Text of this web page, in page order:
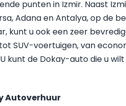
punten in Izmir. Naast
Adana en Antalya, op de
kunt u ook een zeer
SUV-voertuigen, van
kunt de Dokay-auto die u
Autoverhuur